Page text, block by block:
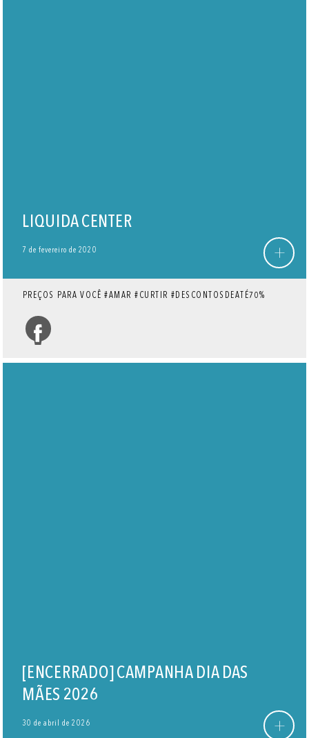
LIQUIDA CENTER
+
7 de fevereiro de 2020
PREÇOS PARA VOCÊ #AMAR #CURTIR #DESCONTOSDEATÉ70%
[ENCERRADO] CAMPANHA DIA DAS
MÃES 2026
+
30 de abril de 2026